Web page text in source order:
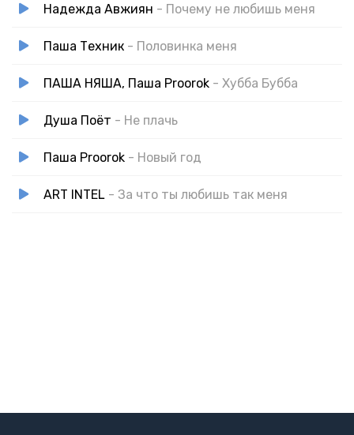
Надежда Авжиян - Почему не любишь меня
Паша Техник - Половинка меня
ПАША НЯША, Паша Proorok - Хубба Бубба
Душа Поёт - Не плачь
Паша Proorok - Новый год
ART INTEL - За что ты любишь так меня